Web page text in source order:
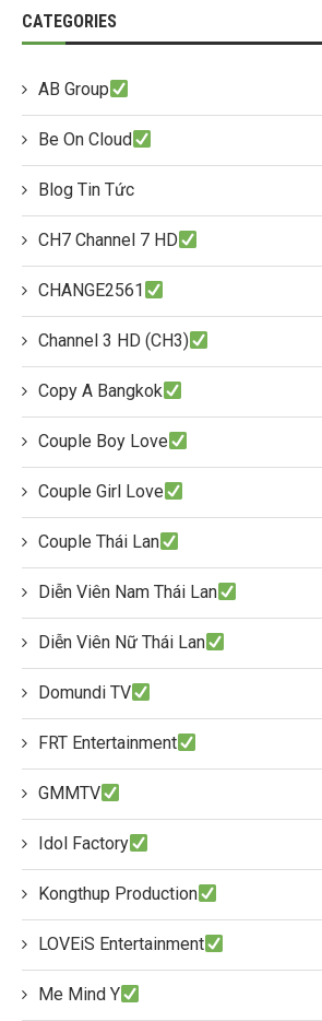
CATEGORIES
AB Group
Be On Cloud
Blog Tin Tức
CH7 Channel 7 HD
CHANGE2561
Channel 3 HD (CH3)
Copy A Bangkok
Couple Boy Love
Couple Girl Love
Couple Thái Lan
Diễn Viên Nam Thái Lan
Diễn Viên Nữ Thái Lan
Domundi TV
FRT Entertainment
GMMTV
Idol Factory
Kongthup Production
LOVEiS Entertainment
Me Mind Y